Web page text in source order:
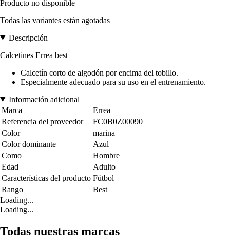
Producto no disponible
Todas las variantes están agotadas
Descripción
Calcetines Errea best
Calcetín corto de algodón por encima del tobillo.
Especialmente adecuado para su uso en el entrenamiento.
Información adicional
Marca
Errea
Referencia del proveedor
FC0B0Z00090
Color
marina
Color dominante
Azul
Como
Hombre
Edad
Adulto
Características del producto Fútbol
Rango
Best
Loading...
Loading...
Todas nuestras marcas